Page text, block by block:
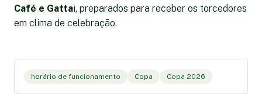
Café e Gattai, preparados para receber os torcedores
em clima de celebração.
horário de funcionamento Copa Copa 2026